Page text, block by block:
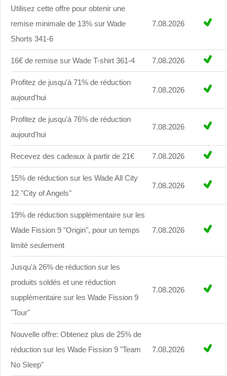
Utilisez cette offre pour obtenir une
remise minimale de 13% sur Wade
Shorts 341-6
7.08.2026
16€ de remise sur Wade T-shirt 361-4 7.08.2026
Profitez de jusqu'à 71% de réduction
aujourd'hui
7.08.2026
Profitez de jusqu'à 76% de réduction
aujourd'hui
7.08.2026
Recevez des cadeaux à partir de 21€ 7.08.2026
15% de réduction sur les Wade All City
12 "City of Angels"
7.08.2026
19% de réduction supplémentaire sur les
Wade Fission 9 "Origin", pour un temps
limité seulement
7.08.2026
Jusqu'à 26% de réduction sur les
produits soldés et une réduction
supplémentaire sur les Wade Fission 9
"Tour"
7.08.2026
Nouvelle offre: Obtenez plus de 25% de
réduction sur les Wade Fission 9 "Team
No Sleep"
7.08.2026